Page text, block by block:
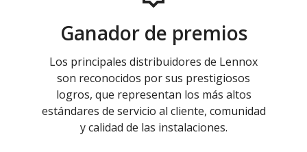
Ganador de premios
Los principales distribuidores de Lennox
son reconocidos por sus prestigiosos
logros, que representan los más altos
estándares de servicio al cliente, comunidad
y calidad de las instalaciones.